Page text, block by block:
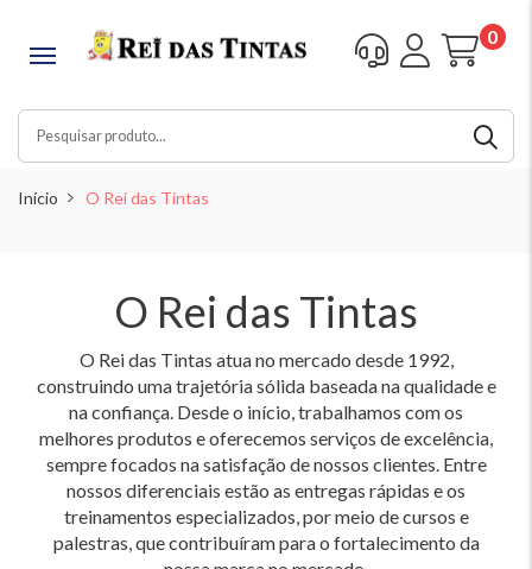
0
Início O Rei das Tintas
O Rei das Tintas
O Rei das Tintas atua no mercado desde 1992,
construindo uma trajetória sólida baseada na qualidade e
na confiança. Desde o início, trabalhamos com os
melhores produtos e oferecemos serviços de excelência,
sempre focados na satisfação de nossos clientes. Entre
nossos diferenciais estão as entregas rápidas e os
treinamentos especializados, por meio de cursos e
palestras, que contribuíram para o fortalecimento da